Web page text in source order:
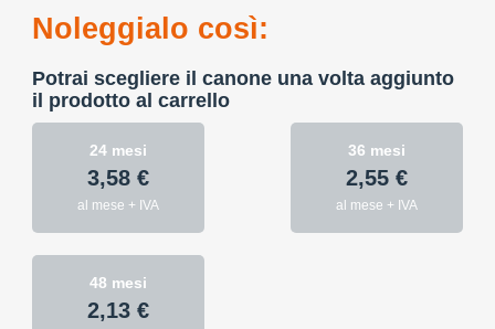
Noleggialo così:
Potrai scegliere il canone una volta aggiunto
il prodotto al carrello
24 mesi
3,58 €
al mese + IVA
36 mesi
2,55 €
al mese + IVA
48 mesi
2,13 €